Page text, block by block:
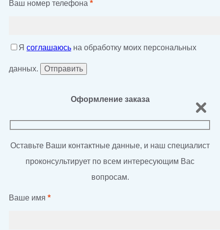
Ваш номер телефона *
Я соглашаюсь на обработку моих персональных
данных.
Оформление заказа
Оставьте Ваши контактные данные, и наш специалист
проконсультирует по всем интересующим Вас
вопросам.
Ваше имя *